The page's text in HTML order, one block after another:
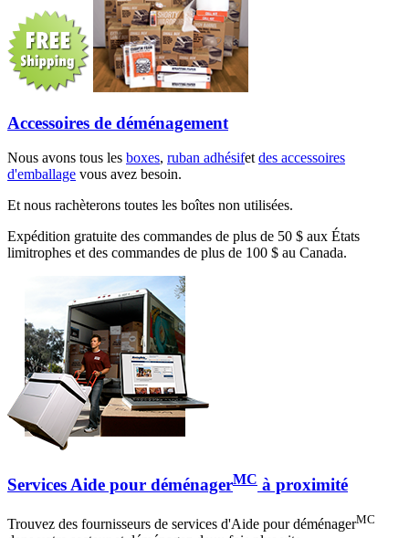
Accessoires de déménagement
Nous avons tous les boxes, ruban adhésifet des accessoires
d'emballage vous avez besoin.
Et nous rachèterons toutes les boîtes non utilisées.
Expédition gratuite des commandes de plus de 50 $ aux États
limitrophes et des commandes de plus de 100 $ au Canada.
Services Aide pour déménagerMC à proximité
Trouvez des fournisseurs de services d'Aide pour déménagerMC